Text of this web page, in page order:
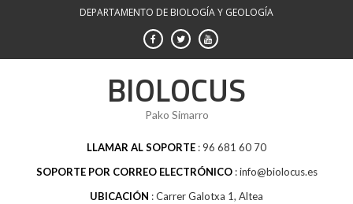
DEPARTAMENTO DE BIOLOGÍA Y GEOLOGÍA
BIOLOCUS
Pako Simarro
LLAMAR AL SOPORTE 96 681 60 70
SOPORTE POR CORREO ELECTRÓNICO info@biolocus.es
UBICACIÓN
Carrer Galotxa 1, Altea